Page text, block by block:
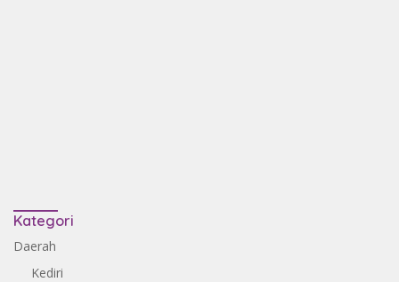
Kategori
Daerah
Kediri